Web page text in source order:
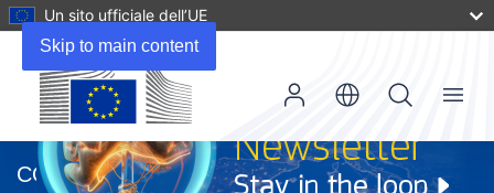
Skip to main content
Un sito ufficiale dell’UE
apre
in
CORDIS
Menu